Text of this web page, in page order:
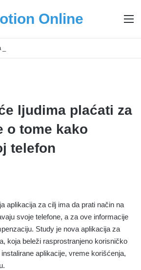
Online
ljudima plaćati za
o tome kako
telefon
aplikacija za cilj ima da prati način na
svoje telefone, a za ove informacije
Study je nova aplikacija za
koja beleži rasprostranjeno korisničko
aplikacije, vreme korišćenja,